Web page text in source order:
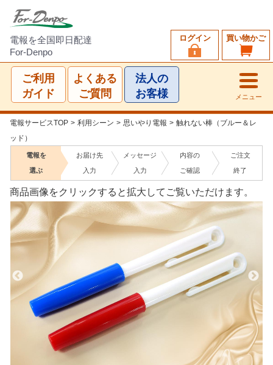
電報を全国即日配達
For-Denpo
買い物かご
ログイン
ご利用
ガイド
よくある
ご質問
法人の
お客様
メニュー
電報サービスTOP > 利用シーン > 思いやり電報 > 触れない棒（ブルー＆レ
ッド）
電報を
選ぶ
お届け先
入力
メッセージ
入力
内容の
ご確認
ご注文
終了
商品画像をクリックすると拡大してご覧いただけます。